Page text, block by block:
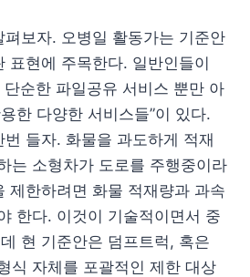
보자. 오병일 활동가는 기준안
표현에 주목한다. 일반인들이
단순한 파일공유 서비스 뿐만 아
한 다양한 서비스들”이 있다.
들자. 화물을 과도하게 적재
는 소형차가 도로를 주행중이라
제한하려면 화물 적재량과 과속
한다. 이것이 기술적이면서 중
현 기준안은 덤프트럭, 혹은
식 자체를 포괄적인 제한 대상